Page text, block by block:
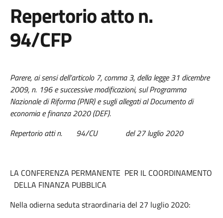
Repertorio atto n.
94/CFP
Parere, ai sensi dell’articolo 7, comma 3, della legge 31 dicembre
2009, n. 196 e successive modificazioni, sul Programma
Nazionale di Riforma (PNR) e sugli allegati al Documento di
economia e finanza 2020 (DEF).
Repertorio atti n. 94/CUdel 27 luglio 2020
LA CONFERENZA PERMANENTE PER IL COORDINAMENTO
DELLA FINANZA PUBBLICA
Nella odierna seduta straordinaria del 27 luglio 2020: